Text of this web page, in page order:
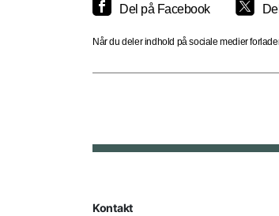
Del på Facebook
Når du deler indhold på sociale medier
Kontakt